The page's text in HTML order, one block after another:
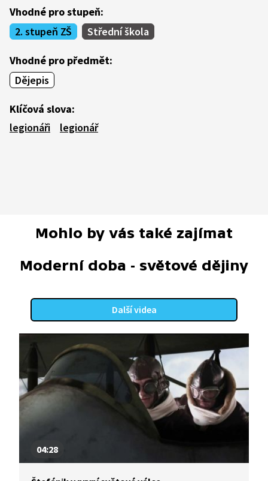
Vhodné pro stupeň:
2. stupeň ZŠ
Střední škola
Vhodné pro předmět:
Dějepis
Klíčová slova:
legionáři
legionář
Mohlo by vás také zajímat
Moderní doba - světové dějiny
Další videa
04:28